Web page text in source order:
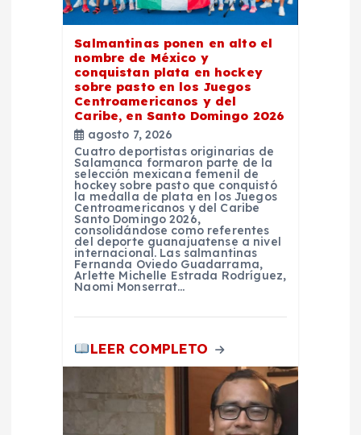
Salmantinas ponen en alto el
nombre de México y
conquistan plata en hockey
sobre pasto en los Juegos
Centroamericanos y del
Caribe, en Santo Domingo 2026
agosto 7, 2026
Cuatro deportistas originarias de
Salamanca formaron parte de la
selección mexicana femenil de
hockey sobre pasto que conquistó
la medalla de plata en los Juegos
Centroamericanos y del Caribe
Santo Domingo 2026,
consolidándose como referentes
del deporte guanajuatense a nivel
internacional. Las salmantinas
Fernanda Oviedo Guadarrama,
Arlette Michelle Estrada Rodríguez,
Naomi Monserrat…
LEER COMPLETO